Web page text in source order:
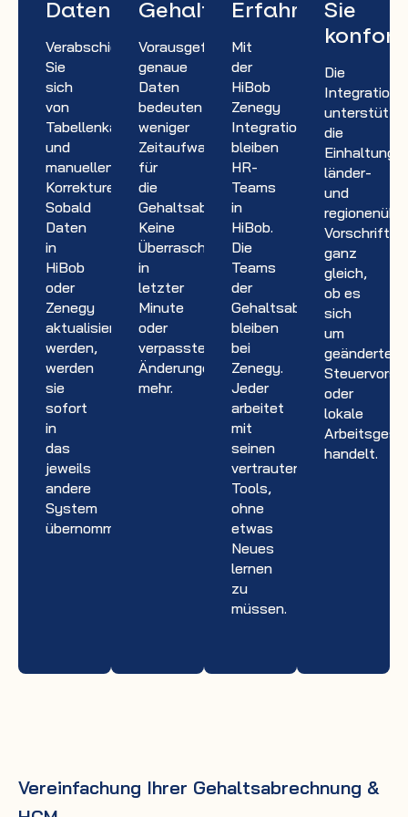
Datensynchronisation
Verabschieden
Sie
sich
von
Tabellenkalkulationen
und
manuellen
Korrekturen.
Sobald
Daten
in
HiBob
oder
Zenegy
aktualisiert
werden,
werden
sie
sofort
in
das
jeweils
andere
System
übernommen.
Gehaltsabrechnungen
Vorausgefüllte,
genaue
Daten
bedeuten
weniger
Zeitaufwand
für
die
Gehaltsabrechnung.
Keine
Überraschungen
in
letzter
Minute
oder
verpasste
Änderungen
mehr.
Erfahrung
Mit
der
HiBob
Zenegy
Integration
bleiben
HR-
Teams
in
HiBob.
Die
Teams
der
Gehaltsabrechnung
bleiben
bei
Zenegy.
Jeder
arbeitet
mit
seinen
vertrauten
Tools,
ohne
etwas
Neues
lernen
zu
müssen.
Sie
Die
Integration
unterstützt
die
Einhaltung
länder-
und
ganz
gleich,
ob es
sich
um
geänderte
oder
lokale
handelt.
Vereinfachung Ihrer Gehaltsabrechnung &